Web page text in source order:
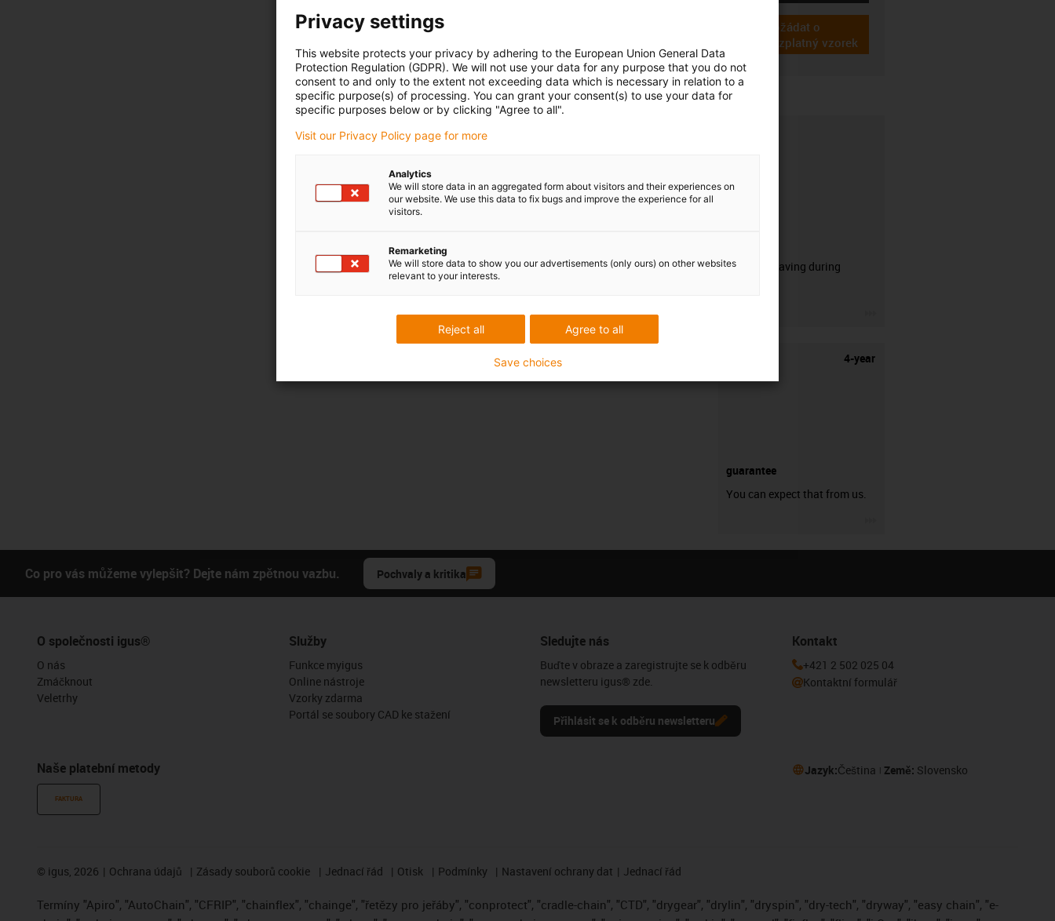
igus-icon-gratismuster
Požádat o
bezplatný vzorek
50% time saving during
4-year
guarantee
You can expect that from us.
Co pro vás můžeme vylepšit? Dejte nám zpětnou vazbu. Pochvaly a kritika
O společnosti igus®
O nás
Zmáčknout
Veletrhy
Naše platební metody
FAKTURA
Služby
Funkce myigus
Online nástroje
Vzorky zdarma
Portál se soubory CAD ke stažení
Sledujte nás
Buďte v obraze a zaregistrujte se k odběru
newsletteru igus® zde.
Přihlásit se k odběru newsletteru
Kontakt
+421 2 502 025 04
Kontaktní formulář
Jazyk:Čeština Země: Slovensko
© igus, 2026 Ochrana údajů Zásady souborů cookie Jednací řád Otisk Podmínky Nastavení ochrany dat Jednací řád
Termíny "Apiro", "AutoChain", "CFRIP", "chainflex", "chainge", "řetězy pro jeřáby", "conprotect", "cradle-chain", "CTD", "drygear", "drylin", "dryspin", "dry-tech", "dryway", "easy chain", "e-
Privacy settings
This website protects your privacy by adhering to the European Union General Data
Protection Regulation (GDPR). We will not use your data for any purpose that you do not
consent to and only to the extent not exceeding data which is necessary in relation to a
specific purpose(s) of processing. You can grant your consent(s) to use your data for
specific purposes below or by clicking "Agree to all".
Visit our Privacy Policy page for more
Analytics
We will store data in an aggregated form about visitors and their experiences on
our website. We use this data to fix bugs and improve the experience for all
visitors.
Remarketing
We will store data to show you our advertisements (only ours) on other websites
relevant to your interests.
Agree to all
Reject all
Save choices